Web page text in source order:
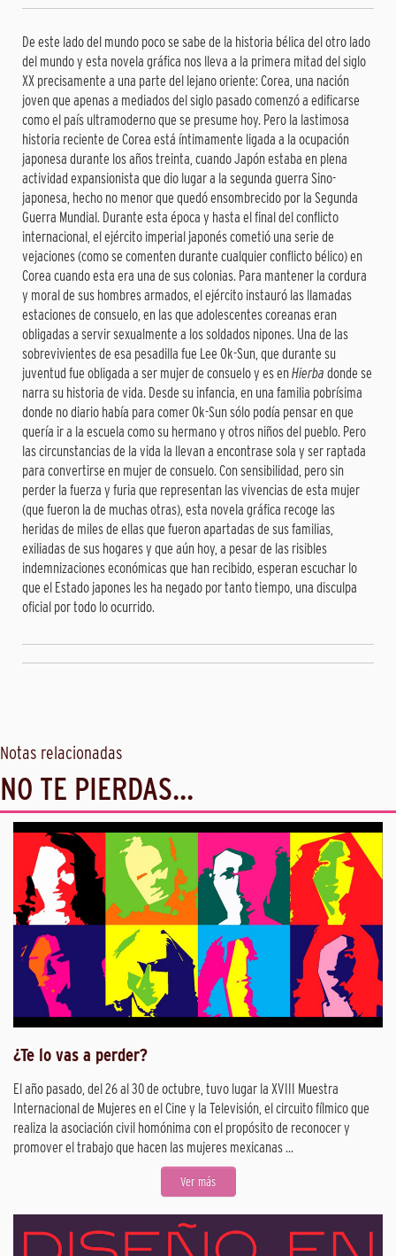
De este lado del mundo poco se sabe de la historia bélica del otro lado
del mundo y esta novela gráfica nos lleva a la primera mitad del siglo
XX precisamente a una parte del lejano oriente: Corea, una nación
joven que apenas a mediados del siglo pasado comenzó a edificarse
como el país ultramoderno que se presume hoy. Pero la lastimosa
historia reciente de Corea está íntimamente ligada a la ocupación
japonesa durante los años treinta, cuando Japón estaba en plena
actividad expansionista que dio lugar a la segunda guerra Sino-
japonesa, hecho no menor que quedó ensombrecido por la Segunda
Guerra Mundial. Durante esta época y hasta el final del conflicto
internacional, el ejército imperial japonés cometió una serie de
vejaciones (como se comenten durante cualquier conflicto bélico) en
Corea cuando esta era una de sus colonias. Para mantener la cordura
y moral de sus hombres armados, el ejército instauró las llamadas
estaciones de consuelo, en las que adolescentes coreanas eran
obligadas a servir sexualmente a los soldados nipones. Una de las
sobrevivientes de esa pesadilla fue Lee Ok-Sun, que durante su
juventud fue obligada a ser mujer de consuelo y es enHierba donde se
narra su historia de vida. Desde su infancia, en una familia pobrísima
donde no diario había para comer Ok-Sun sólo podía pensar en que
quería ir a la escuela como su hermano y otros niños del pueblo. Pero
las circunstancias de la vida la llevan a encontrase sola y ser raptada
para convertirse en mujer de consuelo. Con sensibilidad, pero sin
perder la fuerza y furia que representan las vivencias de esta mujer
(que fueron la de muchas otras), esta novela gráfica recoge las
heridas de miles de ellas que fueron apartadas de sus familias,
exiliadas de sus hogares y que aún hoy, a pesar de las risibles
indemnizaciones económicas que han recibido, esperan escuchar lo
que el Estado japones les ha negado por tanto tiempo, una disculpa
oficial por todo lo ocurrido.
Notas relacionadas
NO TE PIERDAS...
¿Te lo vas a perder?
El año pasado, del 26 al 30 de octubre, tuvo lugar la XVIII Muestra
Internacional de Mujeres en el Cine y la Televisión, el circuito fílmico que
realiza la asociación civil homónima con el propósito de reconocer y
promover el trabajo que hacen las mujeres mexicanas ...
Ver más